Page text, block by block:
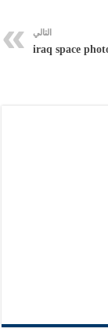
التالي
iraq space